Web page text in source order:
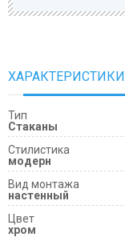
ХАРАКТЕРИСТИКИ
Тип
Стаканы
Cтилистика
модерн
Вид монтажа
настенный
Цвет
хром